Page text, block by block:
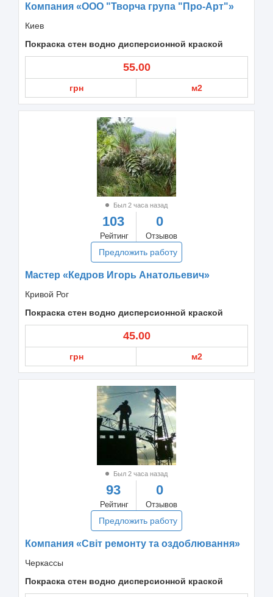
Компания «ООО "Творча група "Про-Арт"»
Киев
Покраска стен водно дисперсионной краской
55.00
грн м2
Был 2 часа назад
103
Рейтинг
0
Отзывов
Предложить работу
Мастер «Кедров Игорь Анатольевич»
Кривой Рог
Покраска стен водно дисперсионной краской
45.00
грн м2
Был 2 часа назад
93
Рейтинг
0
Отзывов
Предложить работу
Компания «Світ ремонту та оздоблювання»
Черкассы
Покраска стен водно дисперсионной краской